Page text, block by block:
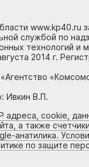
www.kp40.ru
службой по
технологий и
2014 г.
Ивкин В.П.
адреса, cookie,
а также
анатилика.
по защите